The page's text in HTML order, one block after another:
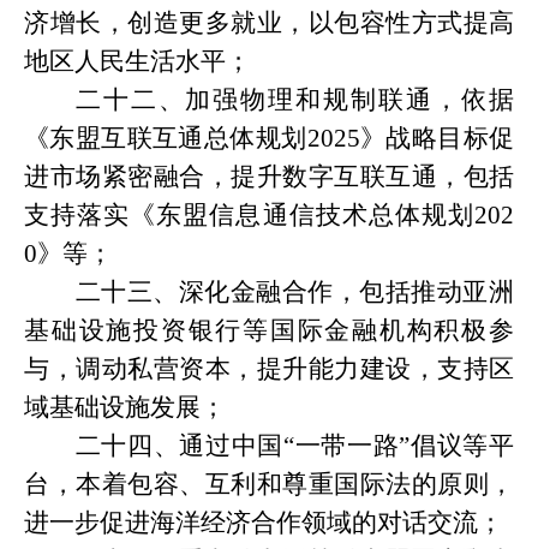
济增长，创造更多就业，以包容性方式提高
地区人民生活水平；
二十二、加强物理和规制联通，依据
《东盟互联互通总体规划 2025》战略目标促
进市场紧密融合，提升数字互联互通，包括
支持落实《东盟信息通信技术总体规划202
0》等；
二十三、深化金融合作，包括推动亚洲
基础设施投资银行等国际金融机构积极参
与，调动私营资本，提升能力建设，支持区
域基础设施发展；
二十四、通过中国 “一带一路”倡议等平
台，本着包容、互利和尊重国际法的原则，
进一步促进海洋经济合作领域的对话交流；